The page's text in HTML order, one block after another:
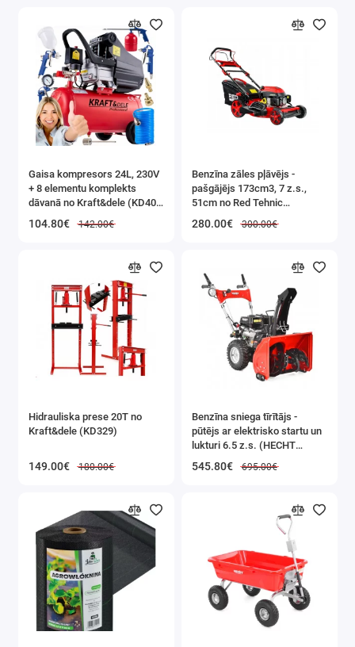
Gaisa kompresors 24L, 230V
+ 8 elementu komplekts
dāvanā no Kraft&dele (KD400
3K)
104.80€ 142.00€
Benzīna zāles pļāvējs -
pašgājējs 173cm3, 7 z.s.,
51cm no Red Tehnic
(RTKSS0096)
280.00€ 300.00€
Hidrauliska prese 20T no
Kraft&dele (KD329)
149.00€ 180.00€
Benzīna sniega tīrītājs -
pūtējs ar elektrisko startu un
lukturi 6.5 z.s. (HECHT
9555SE)
545.80€ 695.00€